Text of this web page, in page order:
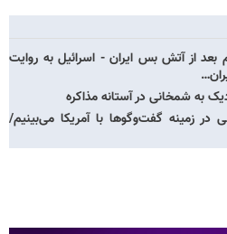
از آتش بس ایران - اسرائیل به روایت
به شمخانی در آستانه مذاکره
در زمینه گفت‌وگوها با آمریکا می‌بینیم/